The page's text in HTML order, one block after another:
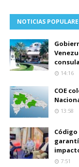
NOTICIAS
14:16
COE
13:58
Código
7:51